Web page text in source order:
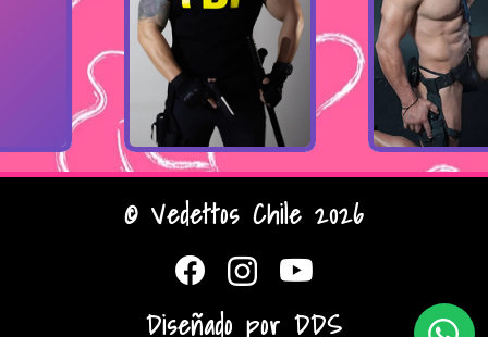
© Vedettos Chile 2026
Diseñado por DDS